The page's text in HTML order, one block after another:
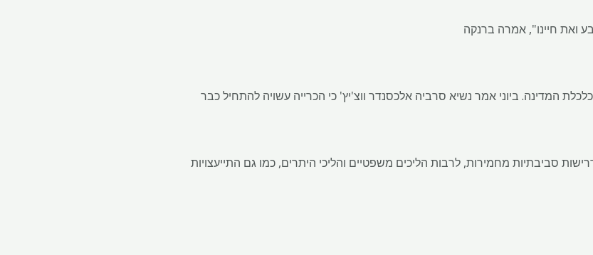
ואת חיינו", אמרה ברנקה
המדינה. ביוני אמר נשיא סרביה אלכסנדר ווצ'יץ' כי הכרייה עשויה להתחיל כבר
סביבתיות מחמירות, לרבות הליכים משפטיים והליכי היתרים, כמו גם התייעצויות